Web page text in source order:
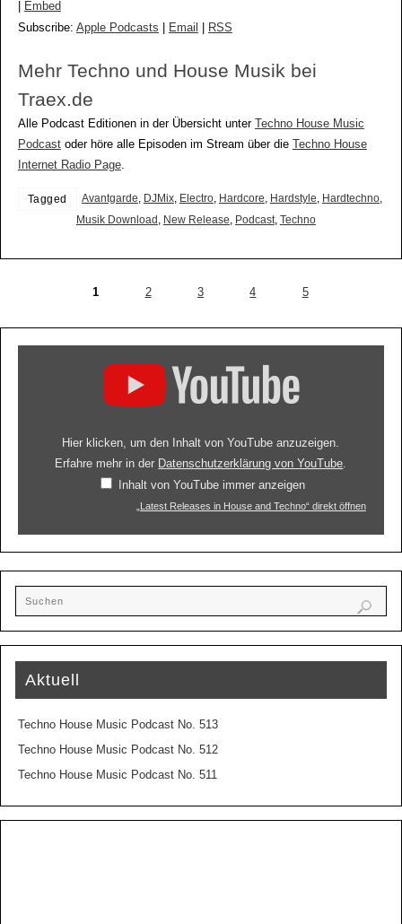
Embed
Subscribe: Apple Podcasts Email RSS
Mehr Techno und House Musik bei
Traex.de
Alle Podcast Editionen in der Übersicht unter
Techno House Music
Podcastoder höre alle Episoden im Stream über die
Techno House
Internet Radio Page.
Tagged Avantgarde, DJMix, Electro, Hardcore, Hardstyle, Hardtechno,
Musik Download, New Release, Podcast, Techno
1 2 3 4 5
Hier klicken, um den Inhalt von YouTube anzuzeigen.
Erfahre mehr in der Datenschutzerklärung von YouTube
Inhalt von YouTube immer anzeigen
„Latest Releases in House and Techno“ direkt öffnen
Aktuell
Techno House Music Podcast No. 513
Techno House Music Podcast No. 512
Techno House Music Podcast No. 511